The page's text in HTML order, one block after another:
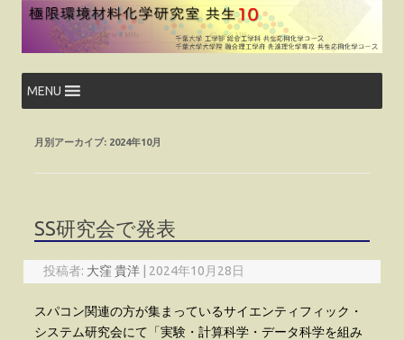
コ
ン
ツ
キ
ッ
MENU
月別アーカイブ: 2024年10月
SS研究会で発表
投稿者: 大窪 貴洋 2024年10月28日
スパコン関連の方が集まっているサイエンティフィック・
システム研究会にて「実験・計算科学・データ科学を組み